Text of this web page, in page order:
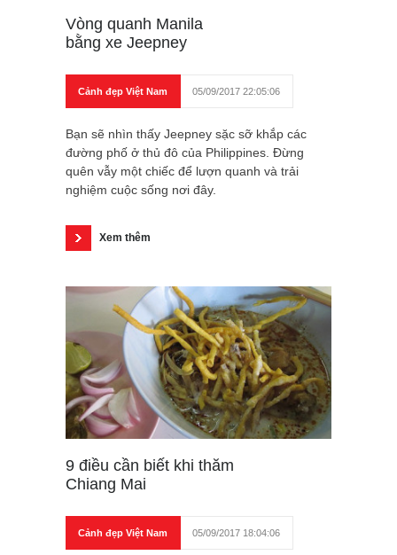
Vòng quanh Manila
bằng xe Jeepney
Cảnh đẹp Việt Nam 05/09/2017 22:05:06
Bạn sẽ nhìn thấy Jeepney sặc sỡ khắp các
đường phố ở thủ đô của Philippines. Đừng
quên vẫy một chiếc để lượn quanh và trải
nghiệm cuộc sống nơi đây.
Xem thêm
9 điều cần biết khi thăm
Chiang Mai
Cảnh đẹp Việt Nam 05/09/2017 18:04:06